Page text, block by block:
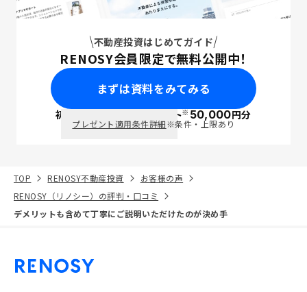
不動産投資はじめてガイド
RENOSY会員限定で無料公開中！
まずは資料をみてみる
初回面談で ポイント※50,000円分
プレゼント適用条件詳細※条件・上限あり
TOP RENOSY不動産投資
お客様の声
RENOSY（リノシー）の評判・口コミ
デメリットも含めて丁寧にご説明いただけたのが決め手